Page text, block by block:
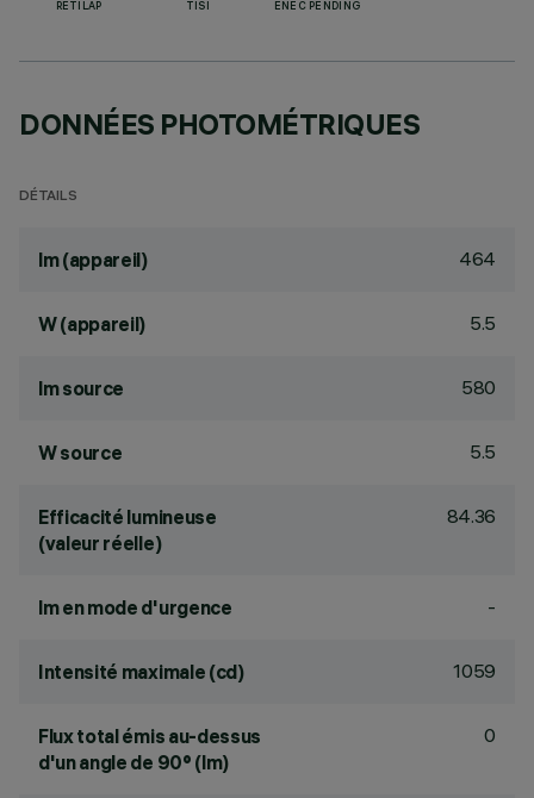
RETILAP TISI ENEC PENDING
DONNÉES PHOTOMÉTRIQUES
DÉTAILS
lm (appareil) 464
W (appareil) 5.5
lm source 580
W source 5.5
Efficacité lumineuse
(valeur réelle)
84.36
lm en mode d'urgence -
Intensité maximale (cd) 1059
Flux total émis au-dessus
d'un angle de 90° (lm)
0